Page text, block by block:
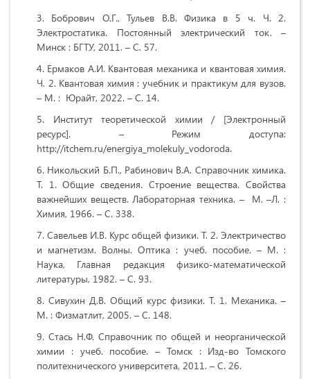
Бобрович О.Г., Тульев В.В. Физика в 5 ч. Ч. 2.
Электростатика. Постоянный электрический ток. –
Минск : БГТУ, 2011. – С. 57.
Ермаков А.И. Квантовая механика и квантовая химия.
Ч. 2. Квантовая химия : учебник и практикум для вузов.
– М. : Юрайт, 2022. – С. 14.
Институт теоретической химии / [Электронный
ресурс]. – Режим доступа:
http://itchem.ru/energiya_molekuly_vodoroda.
Никольский Б.П., Рабинович В.А. Справочник химика.
Т. 1. Общие сведения. Строение вещества. Свойства
важнейших веществ. Лабораторная техника. – М. –Л. :
Химия, 1966. – С. 338.
Савельев И.В. Курс общей физики. Т. 2. Электричество
и магнетизм. Волны. Оптика : учеб. пособие. – М. :
Наука, Главная редакция физико-математической
литературы, 1982. – С. 93.
Сивухин Д.В. Общий курс физики. Т. 1. Механика. –
М. : Физматлит, 2005. – C. 148.
Стась Н.Ф. Справочник по общей и неорганической
химии : учеб. пособие. – Томск : Изд-во Томского
политехнического университета, 2011. – С. 26.